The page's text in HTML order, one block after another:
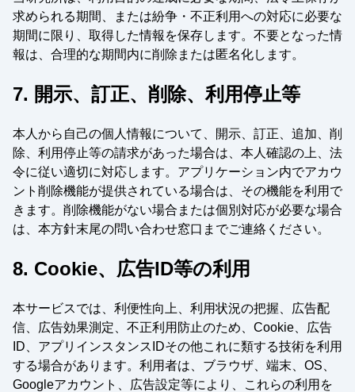
求められる期間、または紛争・不正利用への対応に必要な
期間に限り、取得した情報を保存します。不要となった情
報は、合理的な期間内に削除または匿名化します。
7. 開示、訂正、削除、利用停止等
本人から自己の個人情報について、開示、訂正、追加、削
除、利用停止等の請求があった場合は、本人確認の上、法
令に従い適切に対応します。アプリケーション内でアカウ
ント削除機能が提供されている場合は、その機能を利用で
きます。削除機能がない場合または個別対応が必要な場合
は、本方針末尾の問い合わせ窓口までご連絡ください。
8. Cookie、広告ID等の利用
本サービスでは、利便性向上、利用状況の把握、広告配
信、広告効果測定、不正利用防止のため、Cookie、広告
ID、アプリインスタンスIDその他これに類する技術を利用
する場合があります。利用者は、ブラウザ、端末、OS、
Googleアカウント、広告設定等により、これらの利用を